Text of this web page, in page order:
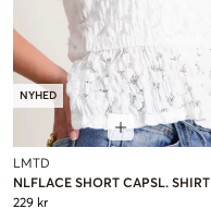
NYHED
LMTD
NLFLACE SHORT CAPSL. SHIRT
229 kr